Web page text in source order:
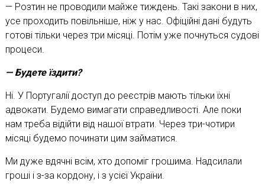
— Розтин не проводили майже тиждень. Такі закони в них,
усе проходить повільніше, ніж у нас. Офіційні дані будуть
готові тільки через три місяці. Потім уже почнуться судові
процеси.
— Будете їздити?
Ні. У Португалії доступ до реєстрів мають тільки їхні
адвокати. Будемо вимагати справедливості. Але поки
нам треба відійти від нашої втрати. Через три-чотири
місяці будемо починати цим займатися.
Ми дуже вдячні всім, хто допоміг грошима. Надсилали
гроші і з-за кордону, і з усієї України.